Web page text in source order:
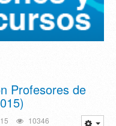
Profesores de
10346